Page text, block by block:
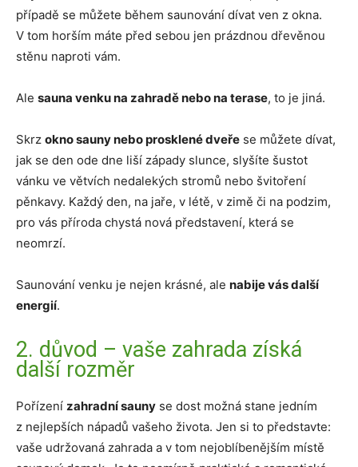
případě se můžete během saunování dívat ven z okna.
V tom horším máte před sebou jen prázdnou dřevěnou
stěnu naproti vám.
Ale sauna venku na zahradě nebo na terase, to je jiná.
Skrz okno sauny nebo prosklené dveře se můžete dívat,
jak se den ode dne liší západy slunce, slyšíte šustot
vánku ve větvích nedalekých stromů nebo švitoření
pěnkavy. Každý den, na jaře, v létě, v zimě či na podzim,
pro vás příroda chystá nová představení, která se
neomrzí.
Saunování venku je nejen krásné, ale nabije vás další
energií.
2. důvod – vaše zahrada získá
další rozměr
Pořízení zahradní sauny se dost možná stane jedním
z nejlepších nápadů vašeho života. Jen si to představte:
vaše udržovaná zahrada a v tom nejoblíbenějším místě